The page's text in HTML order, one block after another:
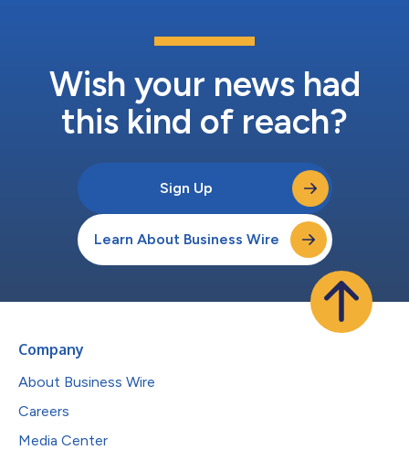
Wish your news had
this kind of reach?
Sign Up
Learn About Business Wire
Company
About Business Wire
Careers
Media Center